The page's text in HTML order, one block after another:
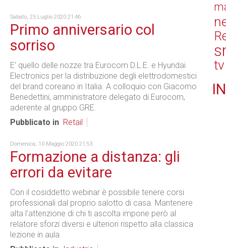
Sabato, 25 Luglio 2020 21:46
Primo anniversario col
sorriso
E' quello delle nozze tra Eurocom D.L.E. e Hyundai
Electronics per la distribuzione degli elettrodomestici
del brand coreano in Italia. A colloquio con Giacomo
Benedettini, amministratore delegato di Eurocom,
aderente al gruppo GRE.
Pubblicato in Retail
Domenica, 10 Maggio 2020 21:53
Formazione a distanza: gli
errori da evitare
Con il cosiddetto webinar è possibile tenere corsi
professionali dal proprio salotto di casa. Mantenere
alta l'attenzione di chi ti ascolta impone però al
relatore sforzi diversi e ulteriori rispetto alla classica
lezione in aula.
tv
IN